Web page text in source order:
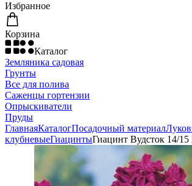
Избранное
Корзина
Каталог
Земляника садовая
Грунты
Все для полива
Саженцы гортензии
Опрыскиватели
Пруды
ГлавнаяКаталогПосадочный материал
клубневыеГиацинтыГиацинт Вудсток 14/